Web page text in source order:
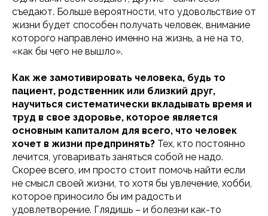
съедают. Больше вероятности, что удовольствие от
жизни будет способен получать человек, внимание
которого направлено именно на жизнь, а не на то,
«как бы чего не вышло».
Как же замотивировать человека, будь то
пациент, родственник или близкий друг,
научиться систематически вкладывать время и
труд в свое здоровье, которое является
основным капиталом для всего, что человек
хочет в жизни предпринять? Тех, кто постоянно
лечится, уговаривать заняться собой не надо.
Скорее всего, им просто стоит помочь найти если
не смысл своей жизни, то хотя бы увлечение, хобби,
которое приносило бы им радость и
удовлетворение. Глядишь – и болезни как-то